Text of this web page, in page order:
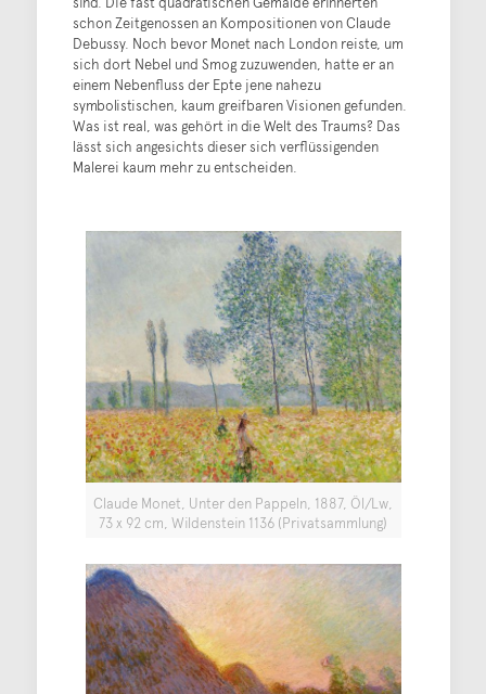
schon Zeitgenossen an Kompositionen von Claude
Debussy. Noch bevor Monet nach London reiste, um
sich dort Nebel und Smog zuzuwenden, hatte er an
einem Nebenfluss der Epte jene nahezu
symbolistischen, kaum greifbaren Visionen gefunden.
Was ist real, was gehört in die Welt des Traums? Das
lässt sich angesichts dieser sich verflüssigenden
Malerei kaum mehr zu entscheiden.
Claude Monet, Unter den Pappeln, 1887, Öl/Lw,
73 x 92 cm, Wildenstein 1136 (Privatsammlung)